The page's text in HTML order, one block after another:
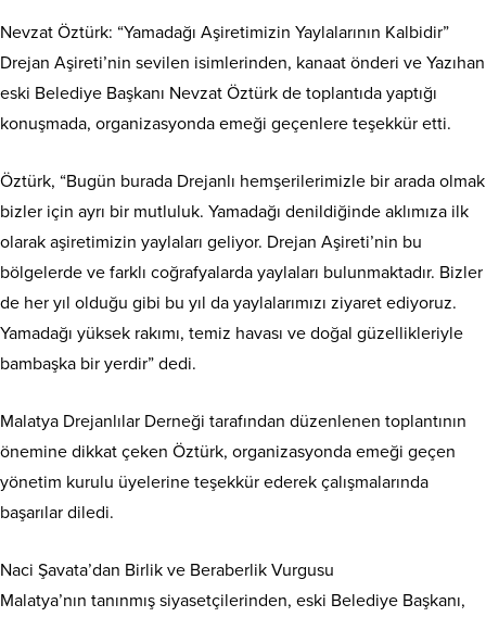
Nevzat Öztürk: “Yamadağı Aşiretimizin Yaylalarının Kalbidir”
Drejan Aşireti’nin sevilen isimlerinden, kanaat önderi ve Yazıhan
eski Belediye Başkanı Nevzat Öztürk de toplantıda yaptığı
konuşmada, organizasyonda emeği geçenlere teşekkür etti.
Öztürk, “Bugün burada Drejanlı hemşerilerimizle bir arada olmak
bizler için ayrı bir mutluluk. Yamadağı denildiğinde aklımıza ilk
olarak aşiretimizin yaylaları geliyor. Drejan Aşireti’nin bu
bölgelerde ve farklı coğrafyalarda yaylaları bulunmaktadır. Bizler
de her yıl olduğu gibi bu yıl da yaylalarımızı ziyaret ediyoruz.
Yamadağı yüksek rakımı, temiz havası ve doğal güzellikleriyle
bambaşka bir yerdir” dedi.
Malatya Drejanlılar Derneği tarafından düzenlenen toplantının
önemine dikkat çeken Öztürk, organizasyonda emeği geçen
yönetim kurulu üyelerine teşekkür ederek çalışmalarında
başarılar diledi.
Naci Şavata’dan Birlik ve Beraberlik Vurgusu
Malatya’nın tanınmış siyasetçilerinden, eski Belediye Başkanı,